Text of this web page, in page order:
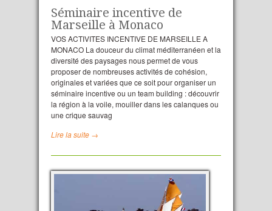
Séminaire incentive de
Marseille à Monaco
VOS ACTIVITES INCENTIVE DE MARSEILLE A
MONACO La douceur du climat méditerranéen et la
diversité des paysages nous permet de vous
proposer de nombreuses activités de cohésion,
originales et variées que ce soit pour organiser un
séminaire incentive ou un team building : découvrir
la région à la voile, mouiller dans les calanques ou
une crique sauvag
Lire la suite →